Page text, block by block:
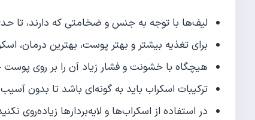
لیف‌ها با توجه به جنس و ضخامتی که دارند، تا
برای تغذیه بیشتر و بهتر پوست، بهترین درمان،
هیچگاه با خشونت و فشار زیاد آن را بر روی پوست
ترکیبات اسکراب باید به گونه‌ای باشد تا بدون
در استفاده از اسکراب‌ها و لایه‌بردارها